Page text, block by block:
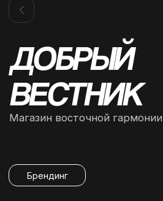
Брендинг
ДОБРЫЙ
ВЕСТНИК
Магазин восточной гармонии